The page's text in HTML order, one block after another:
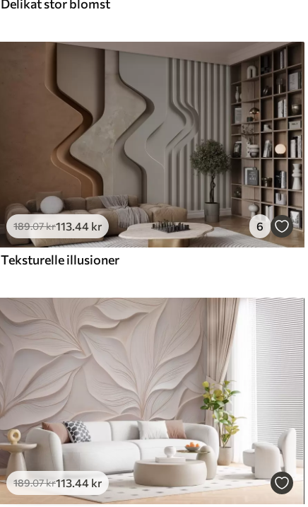
Delikat stor blomst
189.07kr113.44 kr 6
Teksturelle illusioner
189.07kr113.44 kr